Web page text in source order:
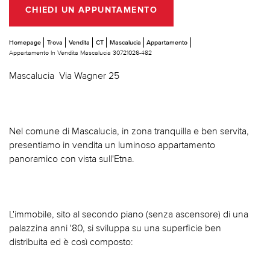
CHIEDI UN APPUNTAMENTO
Homepage Trova Vendita CT Mascalucia
Appartamento
Appartamento In Vendita Mascalucia 30721026-482
Mascalucia  Via Wagner 25
Nel comune di Mascalucia, in zona tranquilla e ben servita,
presentiamo in vendita un luminoso appartamento
panoramico con vista sull'Etna.
L'immobile, sito al secondo piano (senza ascensore) di una
palazzina anni '80, si sviluppa su una superficie ben
distribuita ed è così composto: